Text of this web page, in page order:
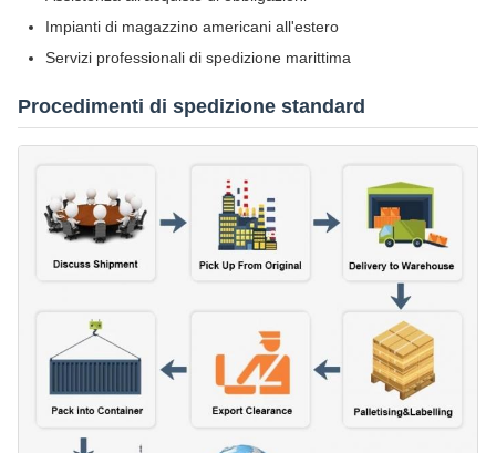
Impianti di magazzino americani all'estero
Servizi professionali di spedizione marittima
Procedimenti di spedizione standard